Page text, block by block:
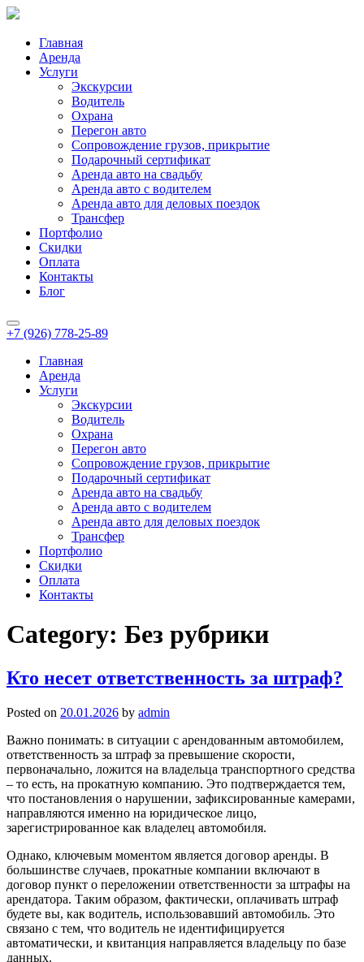
Главная
Аренда
Услуги
Экскурсии
Водитель
Охрана
Перегон авто
Сопровождение грузов, прикрытие
Подарочный сертификат
Аренда авто на свадьбу
Аренда авто с водителем
Аренда авто для деловых поездок
Трансфер
Портфолио
Скидки
Оплата
Контакты
Блог
+7 (926) 778-25-89
Главная
Аренда
Услуги
Экскурсии
Водитель
Охрана
Перегон авто
Сопровождение грузов, прикрытие
Подарочный сертификат
Аренда авто на свадьбу
Аренда авто с водителем
Аренда авто для деловых поездок
Трансфер
Портфолио
Скидки
Оплата
Контакты
Category: Без рубрики
Кто несет ответственность за штраф?
Posted on 20.01.2026 by admin
Важно понимать: в ситуации с арендованным автомобилем,
ответственность за штраф за превышение скорости,
первоначально, ложится на владельца транспортного средства
– то есть, на прокатную компанию. Это подтверждается тем,
что постановления о нарушении, зафиксированные камерами,
направляются именно на юридическое лицо,
зарегистрированное как владелец автомобиля.
Однако, ключевым моментом является договор аренды. В
большинстве случаев, прокатные компании включают в
договор пункт о переложении ответственности за штрафы на
арендатора. Таким образом, фактически, оплачивать штраф
будете вы, как водитель, использовавший автомобиль. Это
связано с тем, что водитель не идентифицируется
автоматически, и квитанция направляется владельцу по базе
данных.